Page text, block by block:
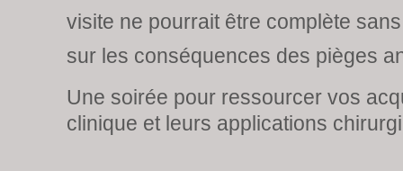
visite ne pourrait être complète
sur les conséquences des pièges
Une soirée pour ressourcer vos
clinique et leurs applications